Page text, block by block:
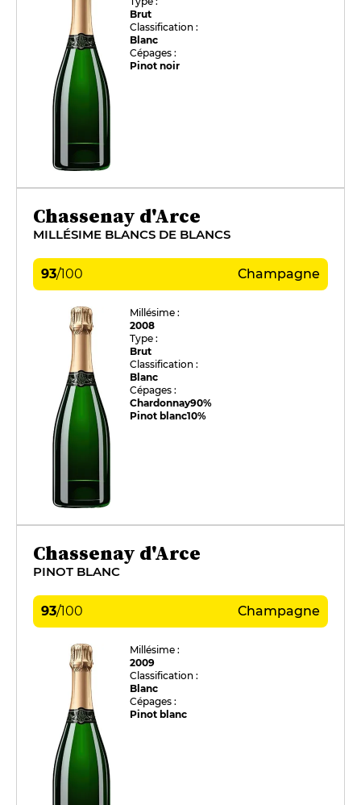
Brut
Classification :
Blanc
Cépages :
Pinot noir
Chassenay d'Arce
MILLÉSIME BLANCS DE BLANCS
93/100 Champagne
Millésime :
2008
Type :
Brut
Classification :
Blanc
Cépages :
Chardonnay90%
Pinot blanc10%
Chassenay d'Arce
PINOT BLANC
93/100 Champagne
Millésime :
2009
Classification :
Blanc
Cépages :
Pinot blanc